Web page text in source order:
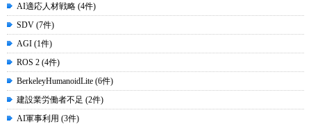
AI適応人材戦略 (4件)
SDV (7件)
AGI (1件)
ROS 2 (4件)
BerkeleyHumanoidLite (6件)
建設業労働者不足 (2件)
AI軍事利用 (3件)